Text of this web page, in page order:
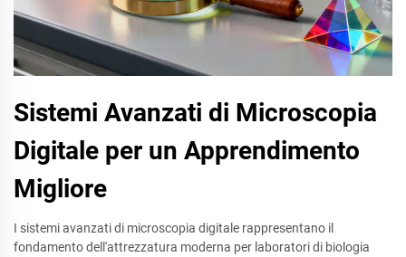
Sistemi Avanzati di Microscopia
Digitale per un Apprendimento
Migliore
I sistemi avanzati di microscopia digitale rappresentano il
fondamento dell'attrezzatura moderna per laboratori di biologia